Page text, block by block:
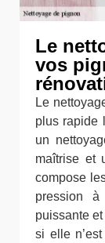
Le
vos
Le
plus rapide
un
maîtrise et
compose
pression
puissante
si elle